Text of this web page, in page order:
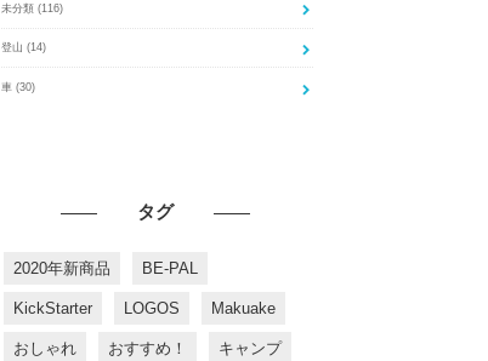
未分類 (116)
登山 (14)
車 (30)
タグ
2020年新商品 BE-PAL
KickStarter LOGOS Makuake
おしゃれ おすすめ！ キャンプ